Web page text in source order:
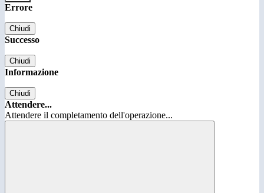
Errore
Chiudi
Successo
Chiudi
Informazione
Chiudi
Attendere...
Attendere il completamento dell'operazione...